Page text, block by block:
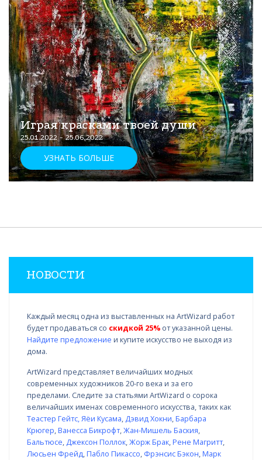
Играя красками твоей души
25.01.2022 - 25.06.2022
УЗНАТЬ БОЛЬШЕ
НОВОСТИ
Каждый месяц одна из выставленных на ArtWizard работ
будет продаваться со скидкой 25% от указанной цены.
Найдите предложение и купите искусство не выходя из
дома.
ArtWizard представляет величайших модных
современных художников 20-го века и за его
пределами. Следите за статьями ArtWizard о сорока
величайших именах современного искусства, таких как
Теастер Гейтс,Яёи Кусама, Дэвид Хокни,Барбара
Крюгер,Ванесса Бикрофт,Жан-Мишель Баския,
Бальтюсе, Джексон Поллок,Жорж Брак,Рене Магритт,
Люсьен Фрейд,Пабло Пикассо, Фрэнсис Бэкон,Марк